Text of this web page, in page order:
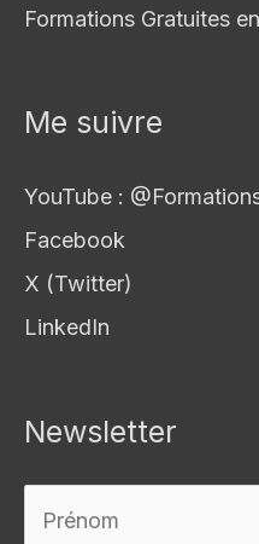
Formations Gratuites
Me suivre
YouTube :
Facebook
X (Twitter)
LinkedIn
Newsletter